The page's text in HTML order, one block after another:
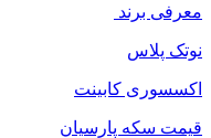
معرفی برند
نوتک پلاس
اکسسوری کابینت
قیمت سکه پارسیان